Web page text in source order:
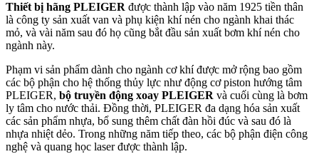
Thiết bị hãng PLEIGER được thành lập vào năm 1925 tiền thân
là công ty sản xuất van và phụ kiện khí nén cho ngành khai thác
mỏ, và vài năm sau đó họ cũng bắt đầu sản xuất bơm khí nén cho
ngành này.
Phạm vi sản phẩm dành cho ngành cơ khí được mở rộng bao gồm
các bộ phận cho hệ thống thủy lực như động cơ piston hướng tâm
PLEIGER, bộ truyền động xoay PLEIGER và cuối cùng là bơm
ly tâm cho nước thải. Đồng thời, PLEIGER đa dạng hóa sản xuất
các sản phẩm nhựa, bổ sung thêm chất đàn hồi đúc và sau đó là
nhựa nhiệt dẻo. Trong những năm tiếp theo, các bộ phận điện công
nghệ và quang học laser được thành lập.